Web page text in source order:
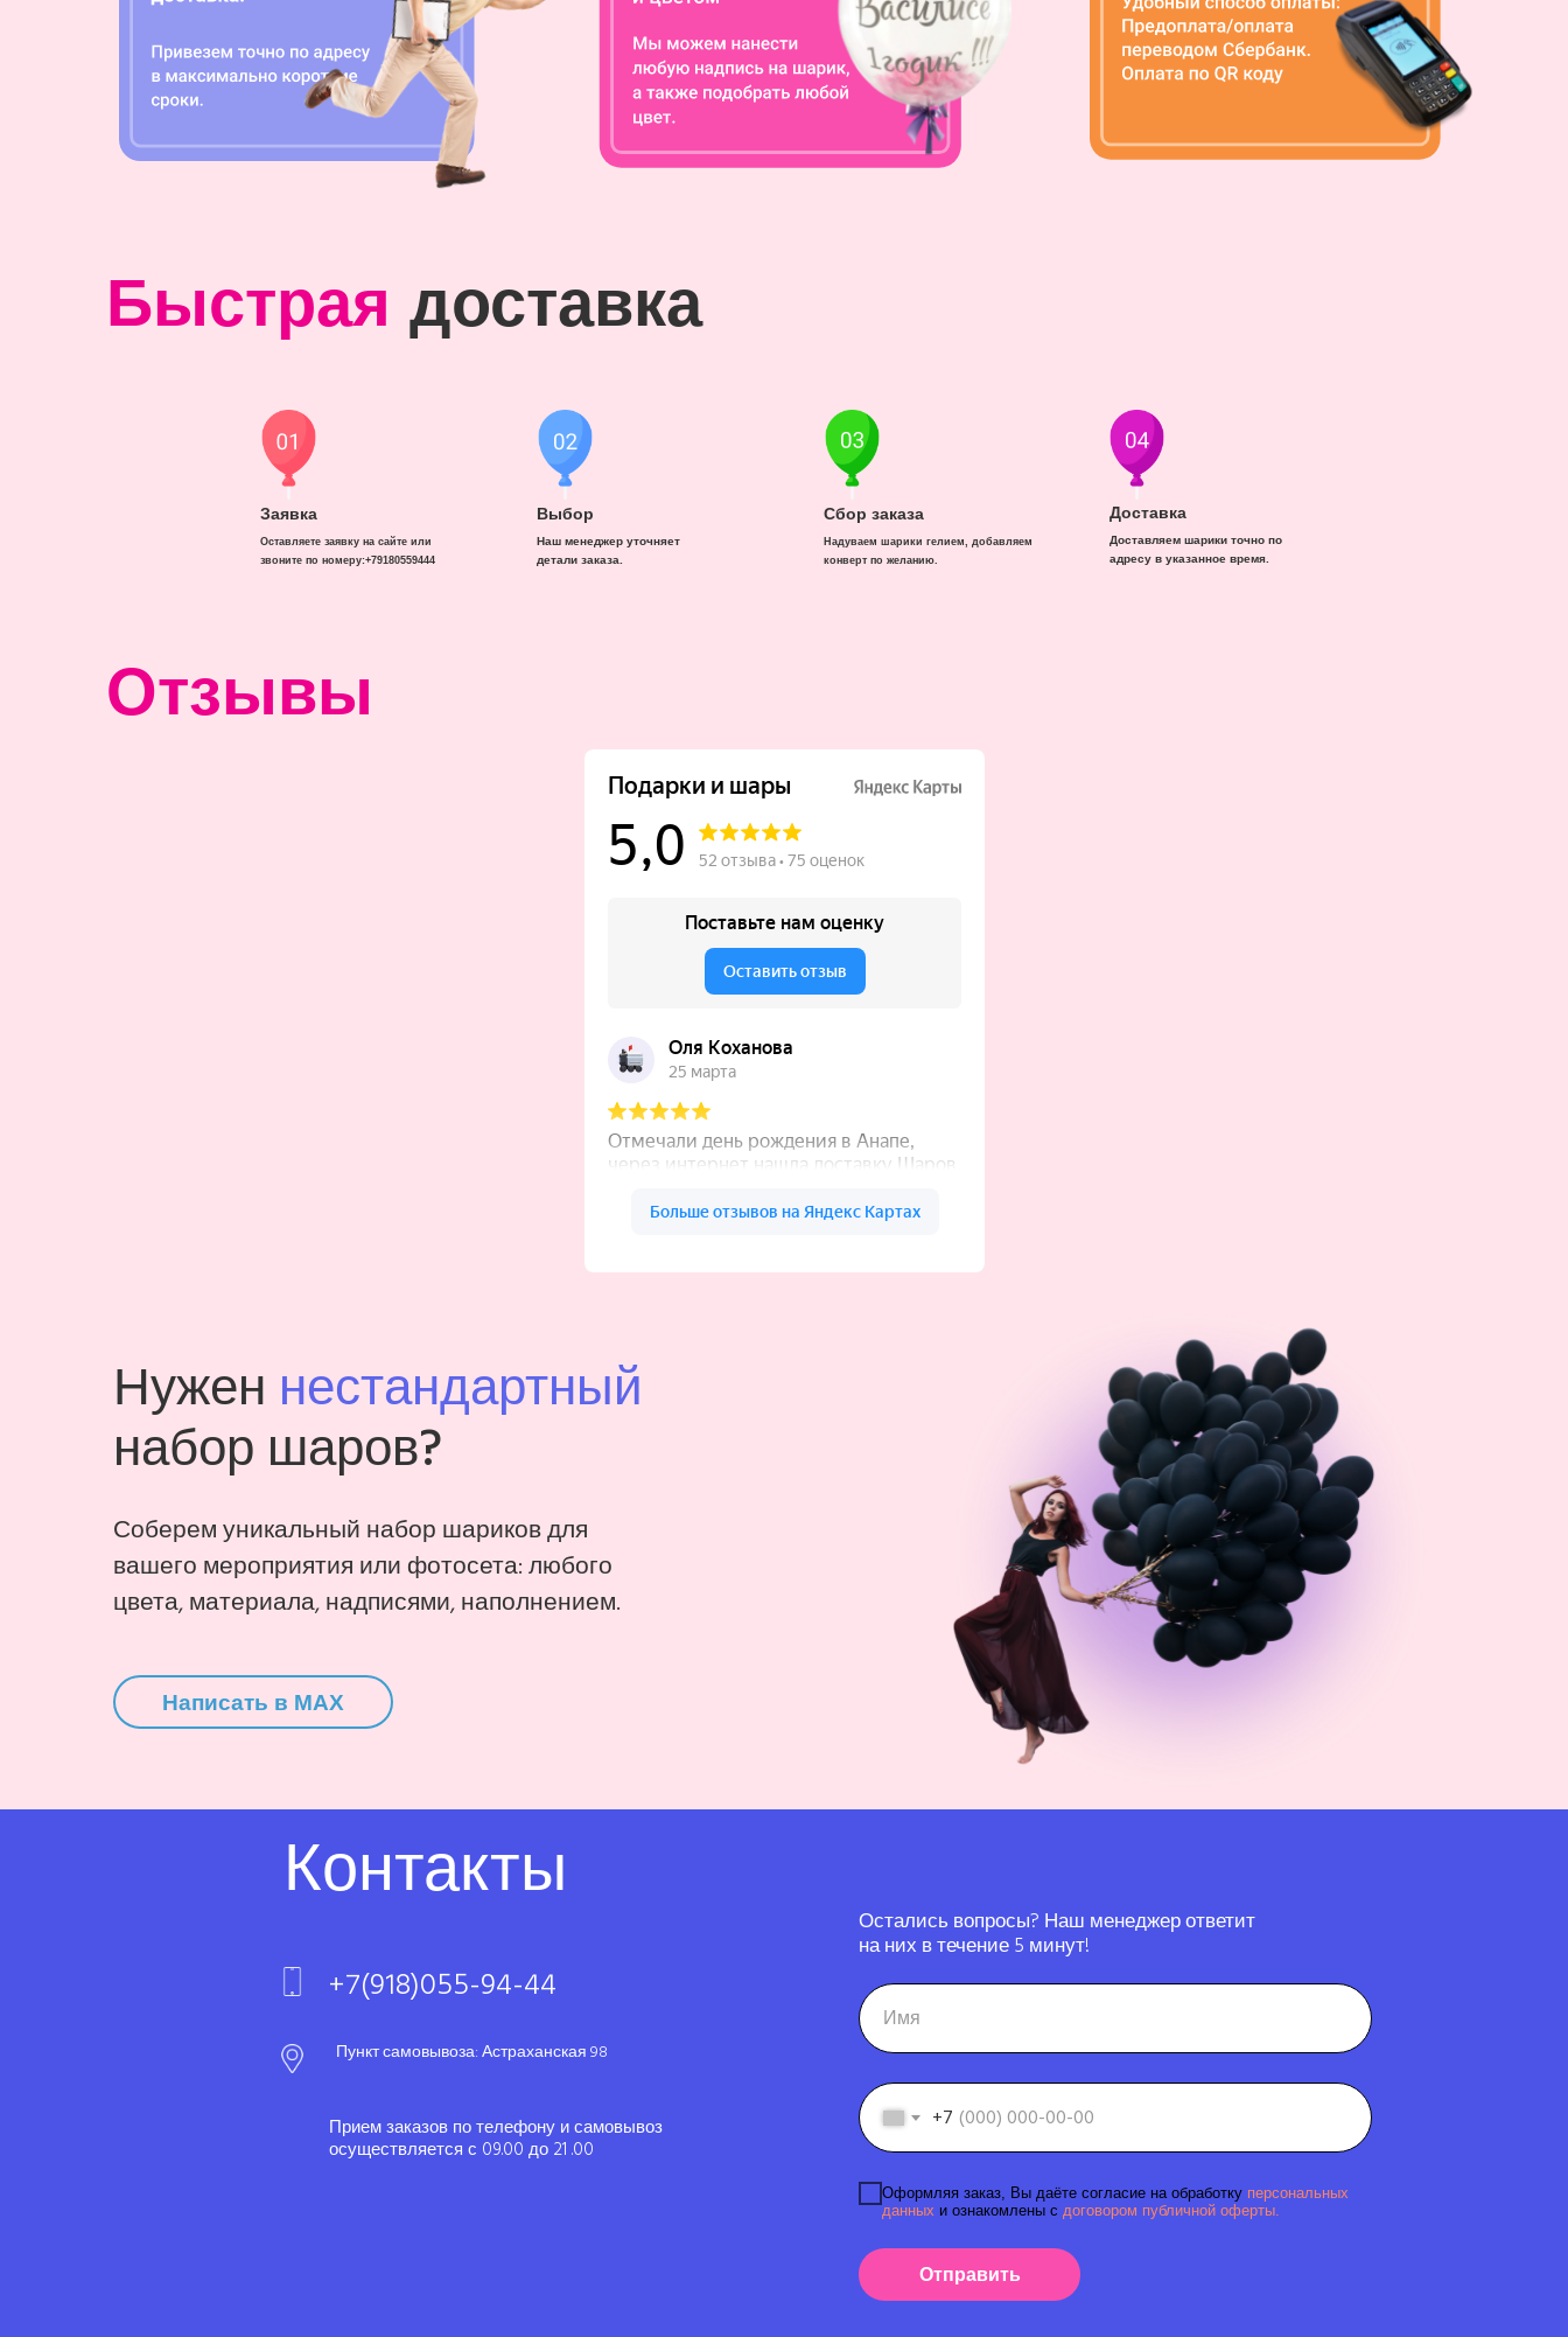
Доставка
Доставляем шарики точно по
адресу в указанное время.
Быстрая доставка
Сбор заказа
Надуваем шарики гелием, добавляем
конверт по желанию.
Заявка
Оставляете заявку на сайте или
звоните по номеру:+79180559444
Выбор
Наш менеджер уточняет
детали заказа.
Отзывы
Нужен нестандартный
набор шаров?
Соберем уникальный набор шариков для
вашего мероприятия или фотосета: любого
цвета, материала, надписями, наполнением.
Написать в MAX
+7
Оформляя заказ, Вы даёте согласие на обработку персональных
данных и ознакомлены с договором публичной оферты.
Отправить
Контакты
Пункт самовывоза: Астраханская 98
+7(918)055-94-44
Прием заказов по телефону и самовывоз
осуществляется с 09.00 до 21 .00
Остались вопросы? Наш менеджер ответит
на них в течение 5 минут!